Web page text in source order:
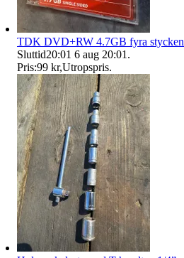
TDK DVD+RW 4.7GB fyra stycken
Sluttid20:01 6 aug 20:01 .
Pris:99 kr,Utropspris.